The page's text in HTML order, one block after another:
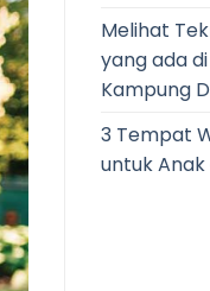
Melihat
yang ada
Kampung
3 Tempat
untuk Anak